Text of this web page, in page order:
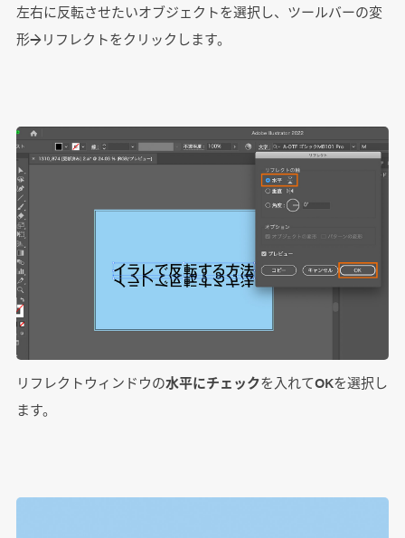
左右に反転させたいオブジェクトを選択し、ツールバーの変
形→リフレクトをクリックします。
リフレクトウィンドウの水平にチェックを入れてOKを選択し
ます。